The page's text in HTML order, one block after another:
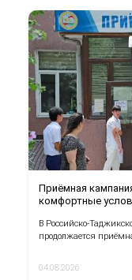
Приёмная
комфортные
В Российско-
продолжается
04.08.2026